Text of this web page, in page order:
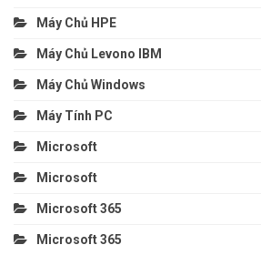
Máy Chủ HPE
Máy Chủ Levono IBM
Máy Chủ Windows
Máy Tính PC
Microsoft
Microsoft
Microsoft 365
Microsoft 365